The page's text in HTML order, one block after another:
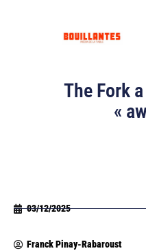
The Fork
«
03/12/2025
Franck Pinay-Rabaroust